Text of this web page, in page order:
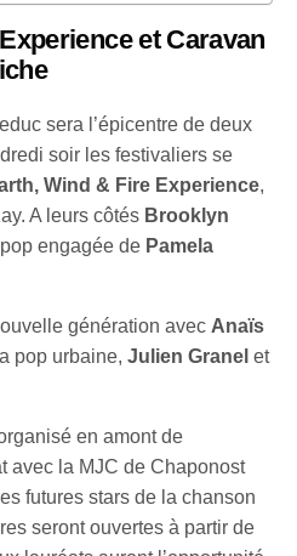
et Caravan
sera l’épicentre de deux
soir les festivaliers se
Wind & Fire Experience,
A leurs côtés Brooklyn
pop engagée de Pamela
génération avec Anaïs
pop urbaine,Julien Granel et
en amont de
avec la MJC de Chaponost
futures stars de la chanson
seront ouvertes à partir de